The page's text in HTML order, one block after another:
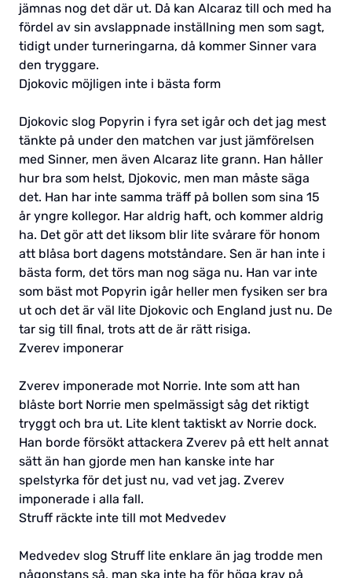
jämnas nog det där ut. Då kan Alcaraz till och med ha
fördel av sin avslappnade inställning men som sagt,
tidigt under turneringarna, då kommer Sinner vara
den tryggare.
Djokovic möjligen inte i bästa form
Djokovic slog Popyrin i fyra set igår och det jag mest
tänkte på under den matchen var just jämförelsen
med Sinner, men även Alcaraz lite grann. Han håller
hur bra som helst, Djokovic, men man måste säga
det. Han har inte samma träff på bollen som sina 15
år yngre kollegor. Har aldrig haft, och kommer aldrig
ha. Det gör att det liksom blir lite svårare för honom
att blåsa bort dagens motståndare. Sen är han inte i
bästa form, det törs man nog säga nu. Han var inte
som bäst mot Popyrin igår heller men fysiken ser bra
ut och det är väl lite Djokovic och England just nu. De
tar sig till final, trots att de är rätt risiga.
Zverev imponerar
Zverev imponerade mot Norrie. Inte som att han
blåste bort Norrie men spelmässigt såg det riktigt
tryggt och bra ut. Lite klent taktiskt av Norrie dock.
Han borde försökt attackera Zverev på ett helt annat
sätt än han gjorde men han kanske inte har
spelstyrka för det just nu, vad vet jag. Zverev
imponerade i alla fall.
Struff räckte inte till mot Medvedev
Medvedev slog Struff lite enklare än jag trodde men
någonstans så, man ska inte ha för höga krav på